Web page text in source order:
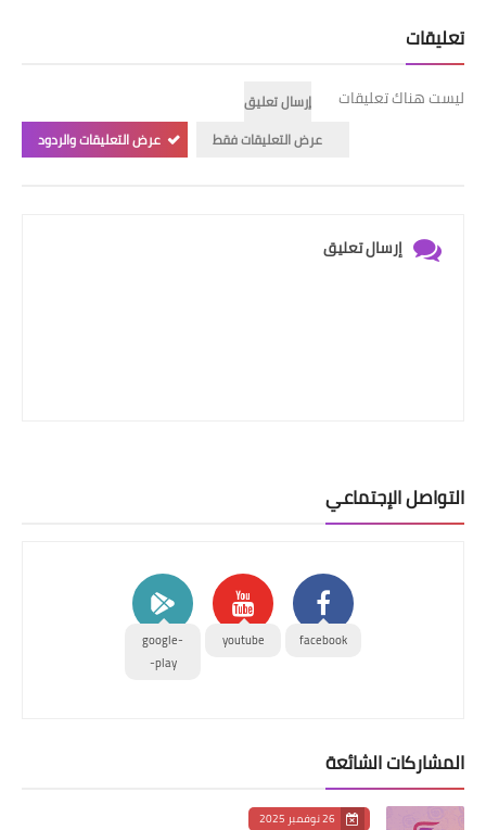
تعليقات
ليست هناك تعليقات
إرسال تعليق
عرض التعليقات فقط
عرض التعليقات والردود
إرسال تعليق
التواصل الإجتماعي
facebook
youtube
google-
play-
المشاركات الشائعة
26 نوفمبر 2025